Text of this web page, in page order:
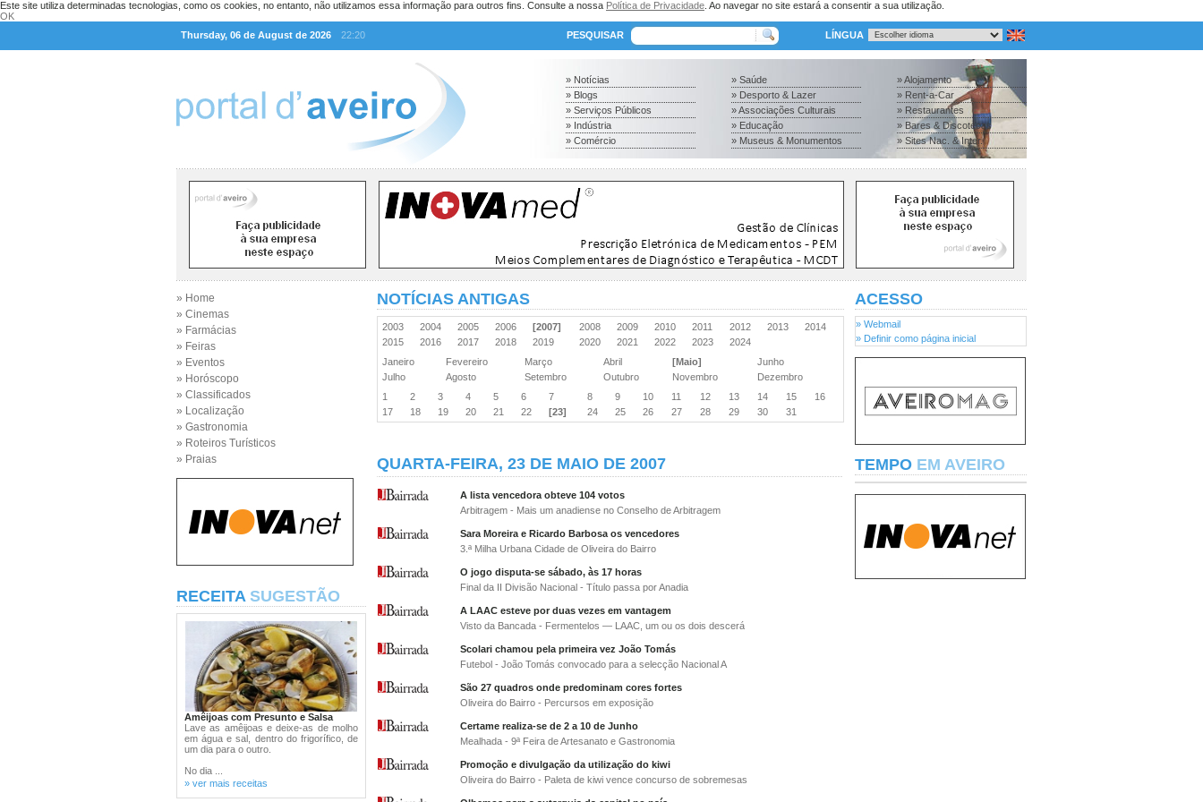
Este site utiliza determinadas tecnologias, como os cookies, no entanto, não utilizamos essa informação para outros fins. Consulte a nossa Política de Privacidade . Ao navegar no site estará a consentir a sua utilização.
OK
Thursday, 06 de August de 2026
22:20 PESQUISAR LÍNGUA
» Notícias
» Blogs
» Serviços Públicos
» Indústria
» Comércio
» Saúde
» Desporto & Lazer
» Associações Culturais
» Educação
» Museus & Monumentos
» Alojamento
» Rent-a-Car
» Restaurantes
» Bares & Discotecas
» Sites Nac. & Inter.
» Home
» Cinemas
» Farmácias
» Feiras
» Eventos
» Horóscopo
» Classificados
» Localização
» Gastronomia
» Roteiros Turísticos
» Praias
RECEITA SUGESTÃO
Amêijoas com Presunto e Salsa
Lave as amêijoas e deixe-as de molho
em água e sal, dentro do frigorífico, de
um dia para o outro.
No dia ...
» ver mais receitas
NOTÍCIAS ANTIGAS
2003 2004 2005 2006 [2007] 2008 2009 2010 2011 2012 2013
2014
2015
2016 2017 2018 2019 2020 2021 2022 2023
2024
Janeiro
Fevereiro Março Abril [Maio]
Junho
Julho
Agosto Setembro Outubro Novembro
Dezembro
1
2 3 4 5 6 7 8 9 10 11 12 13 14 15
16
17
18 19 20 21 22 [23] 24 25 26 27 28 29 30 31
QUARTA-FEIRA, 23 DE MAIO DE 2007
A lista vencedora obteve 104 votos
Arbitragem - Mais um anadiense no Conselho de Arbitragem
Sara Moreira e Ricardo Barbosa os vencedores
3.ª Milha Urbana Cidade de Oliveira do Bairro
O jogo disputa-se sábado, às 17 horas
Final da II Divisão Nacional - Título passa por Anadia
A LAAC esteve por duas vezes em vantagem
Visto da Bancada - Fermentelos — LAAC, um ou os dois descerá
Scolari chamou pela primeira vez João Tomás
Futebol - João Tomás convocado para a selecção Nacional A
São 27 quadros onde predominam cores fortes
Oliveira do Bairro - Percursos em exposição
Certame realiza-se de 2 a 10 de Junho
Mealhada - 9ª Feira de Artesanato e Gastronomia
Promoção e divulgação da utilização do kiwi
Oliveira do Bairro - Paleta de kiwi vence concurso de sobremesas
ACESSO
» Webmail
» Definir como página inicial
TEMPO EM AVEIRO